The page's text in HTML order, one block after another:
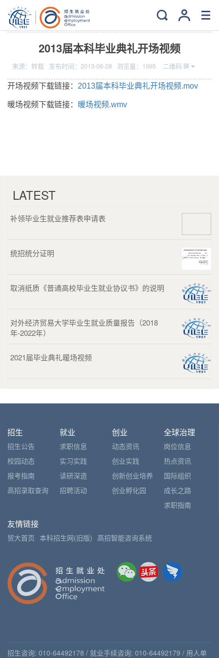
当前位置： 主页 >就业>
2013届本科毕业典礼开场视频
来源： 转载 发布时间： 2013-06-28 浏览量： 1995 二维码
开场视频下载链接： 2013届本科毕业典礼开场视频.mov
暖场视频下载链接： 暖场视频.wmv
LATEST
补领毕业生就业推荐表申请表
统招统分证明
取消纸质《普通高校毕业生就业协议书》的说明
对外经济贸易大学毕业生就业质量报告（2018
年-2022年）
2021届毕业典礼暖场视频
招生
招生公告
校园动态
报考指南
高招录取查询
就业
求职信息
实习实践
读研深造
招聘活动
创业
动态资讯
创业实践
创新创业培养
创业孵化园
全球治理
岗位信息
热点资讯
国际组织
成长之路
求职指南
友情链接
贸大首页 本科招生网(旧版) 高招智能咨询系统
招生咨询: 010-64492178 / 就业手续咨询: 010-64492179 / 用人单